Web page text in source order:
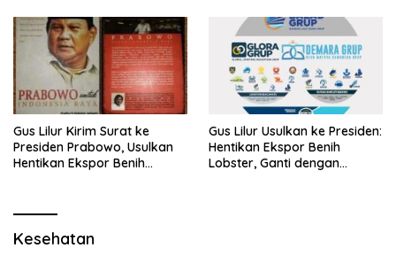
Gus Lilur Kirim Surat ke
Presiden Prabowo, Usulkan
Hentikan Ekspor Benih
Gus Lilur Usulkan ke Presiden:
Hentikan Ekspor Benih
Lobster, Ganti dengan
Kesehatan